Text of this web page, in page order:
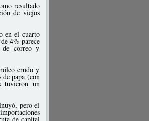
resultado
de viejos
en el cuarto
4% parece
de correo y
crudo y
papa (con
tuvieron un
pero el